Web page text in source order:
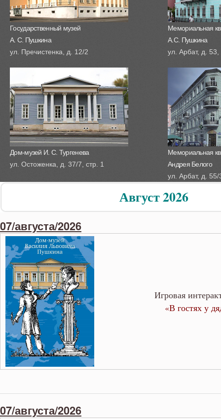
Государственный музей
А. С. Пушкина
ул. Пречистенка, д. 12/2
Мемориальная
А.С. Пушкина
ул. Арбат, д. 53,
Дом-музей И. С. Тургенева
ул. Остоженка, д. 37/7, стр. 1
Мемориальная
Андрея Белого
ул. Арбат, д. 55/
Август 2026
07/августа/2026
Игровая
«В гостях у
07/августа/2026